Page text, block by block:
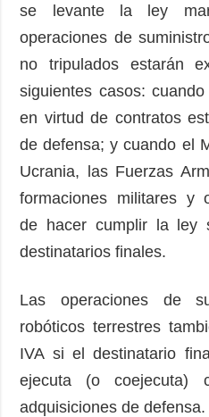
se levante la ley
operaciones de
no tripulados estarán
siguientes casos:
en virtud de contratos
de defensa; y cuando el
Ucrania, las Fuerzas
formaciones militares y
de hacer cumplir la ley
destinatarios finales.
Las operaciones de
robóticos terrestres
IVA si el destinatario
ejecuta (o coejecuta)
adquisiciones de defensa.